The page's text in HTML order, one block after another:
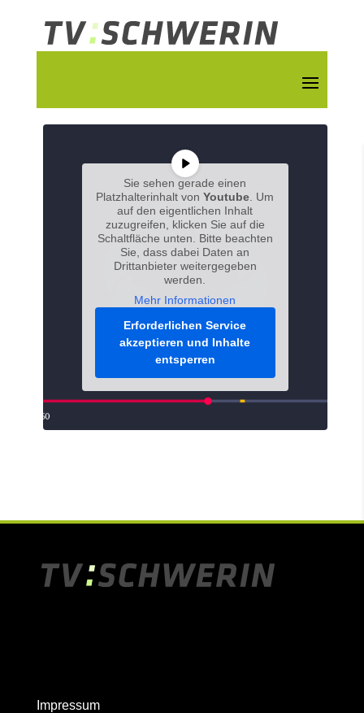
Sie sehen gerade einen
Platzhalterinhalt vonYoutube . Um
auf den eigentlichen Inhalt
zuzugreifen, klicken Sie auf die
Schaltfläche unten. Bitte beachten
Sie, dass dabei Daten an
Drittanbieter weitergegeben
werden.
Mehr Informationen
Erforderlichen Service
akzeptieren und Inhalte
entsperren
Impressum